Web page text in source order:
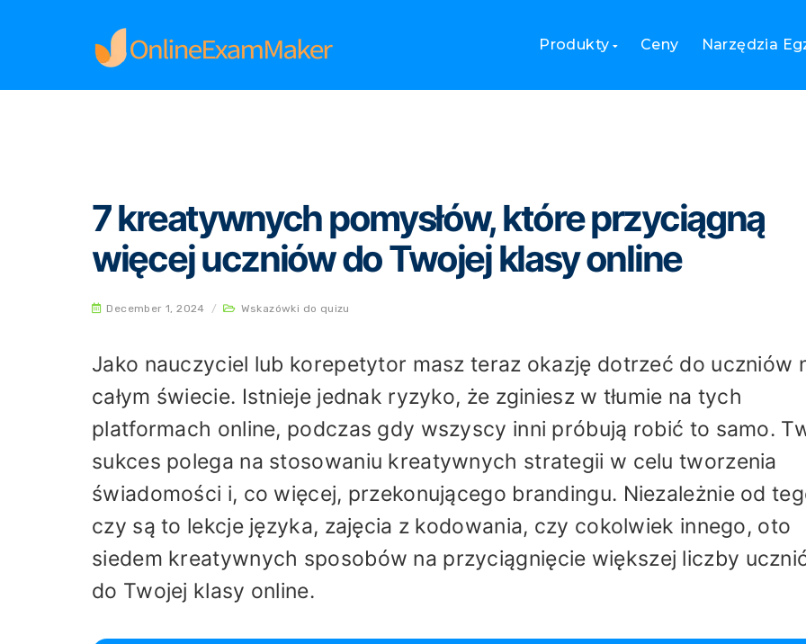
Produkty Ceny Narzędzia
Home
7 kreatywnych pomysłów, które przyciągną
więcej uczniów do Twojej klasy online
December 1, 2024 / Wskazówki do quizu
Jako nauczyciel lub korepetytor masz teraz okazję dotrzeć do uczniów
całym świecie. Istnieje jednak ryzyko, że zginiesz w tłumie na tych
platformach online, podczas gdy wszyscy inni próbują robić to samo.
sukces polega na stosowaniu kreatywnych strategii w celu tworzenia
świadomości i, co więcej, przekonującego brandingu. Niezależnie od
czy są to lekcje języka, zajęcia z kodowania, czy cokolwiek innego, oto
siedem kreatywnych sposobów na przyciągnięcie większej liczby
do Twojej klasy online.